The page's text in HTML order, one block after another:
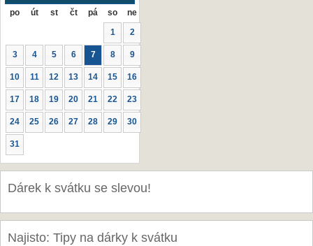
po út st čt pá so ne
1 2
3 4 5 6 7 8 9
10 11 12 13 14 15 16
17 18 19 20 21 22 23
24 25 26 27 28 29 30
31
Dárek k svátku se slevou!
Najisto: Tipy na dárky k svátku